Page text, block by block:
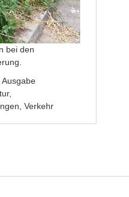
bei den
Ausgabe
,
, Verkehr